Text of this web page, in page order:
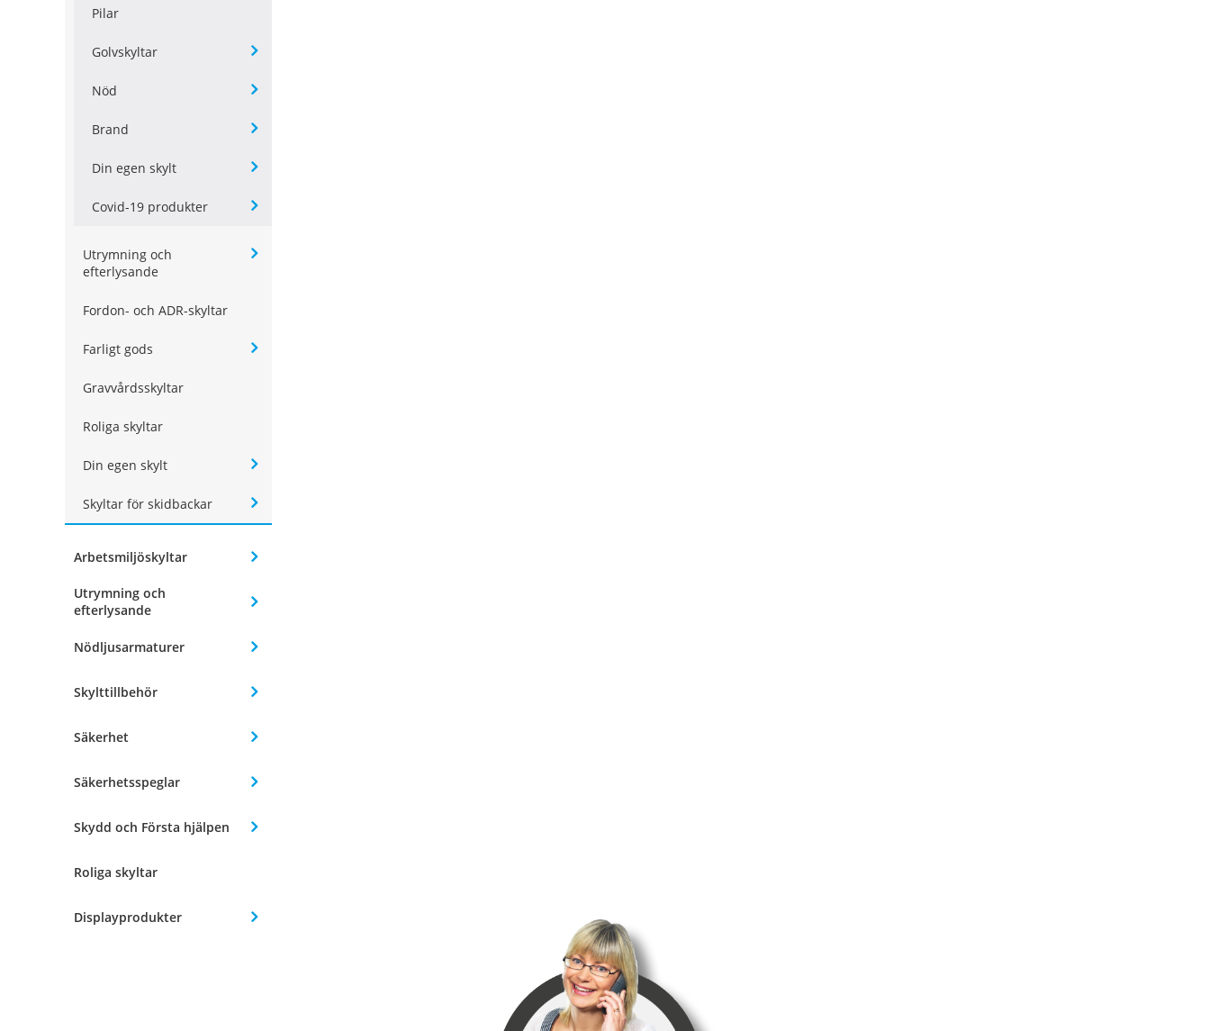
Pilar
Golvskyltar
Nöd
Brand
Din egen skylt
Covid-19 produkter
Utrymning och
efterlysande
Fordon- och ADR-skyltar
Farligt gods
Gravvårdsskyltar
Roliga skyltar
Din egen skylt
Skyltar för skidbackar
Arbetsmiljöskyltar
Utrymning och
efterlysande
Nödljusarmaturer
Skylttillbehör
Säkerhet
Säkerhetsspeglar
Skydd och Första hjälpen
Roliga skyltar
Displayprodukter